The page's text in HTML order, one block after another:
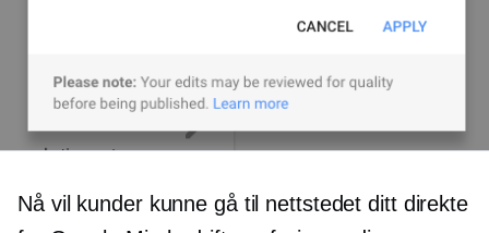
Nå vil kunder kunne gå til nettstedet ditt direkte